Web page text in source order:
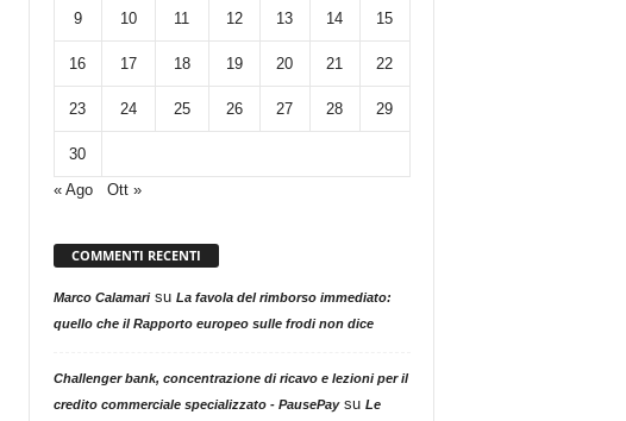
9 10 11 12 13 14 15
16 17 18 19 20 21 22
23 24 25 26 27 28 29
30
« Ago
Ott »
COMMENTI RECENTI
Marco Calamarisu La favola del rimborso immediato:
quello che il Rapporto europeo sulle frodi non dice
Challenger bank, concentrazione di ricavo e lezioni per il
credito commerciale specializzato - PausePaysu Le